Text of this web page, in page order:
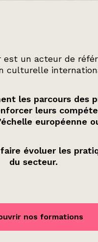
est un acteur de
culturelle
les parcours des
leurs
européenne
évoluer les
du secteur.
nos formations